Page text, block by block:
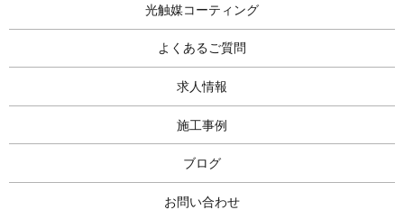
光触媒コーティング
よくあるご質問
求人情報
施工事例
ブログ
お問い合わせ